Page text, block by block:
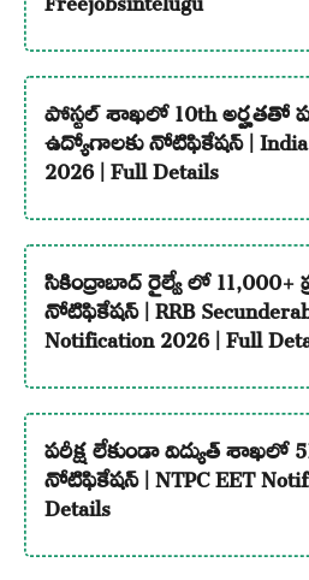
పోస్టల్ శాఖలో 10th అర్హతతో
ఉద్యోగాలకు నోటిఫికేషన్ | India
2026 | Full Details
సికింద్రాబాద్ రైల్వే లో 11,000+
నోటిఫికేషన్ | RRB
Notification 2026 | Full
పరీక్ష లేకుండా విద్యుత్ శాఖలో
నోటిఫికేషన్ | NTPC EET
Details